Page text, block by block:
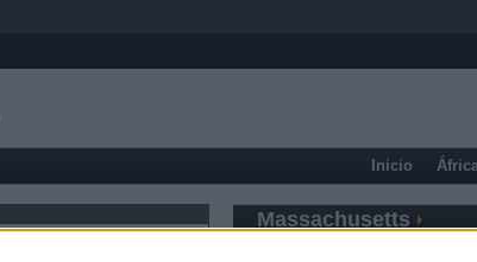
Inicio
Massachusetts